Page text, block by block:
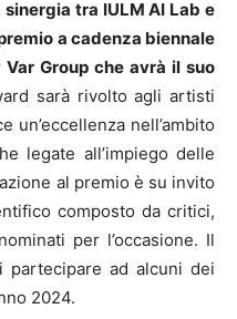
tra IULM AI Lab e
a cadenza biennale
Group che avrà il suo
sarà rivolto agli artisti
nell’ambito
legate all’impiego delle
al premio è su invito
composto da critici,
per l’occasione. Il
partecipare ad alcuni dei
2024.